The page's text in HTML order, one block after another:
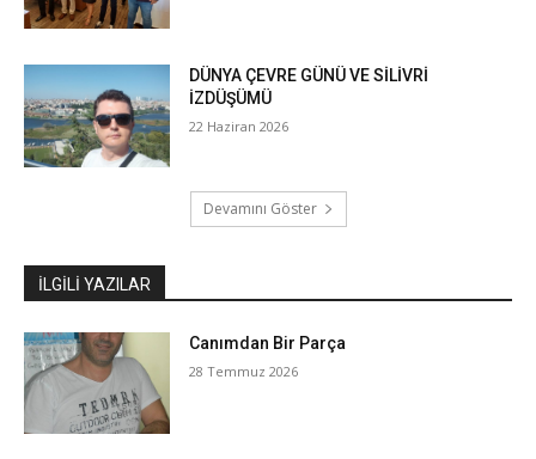
DÜNYA ÇEVRE GÜNÜ VE SİLİVRİ
İZDÜŞÜMÜ
22 Haziran 2026
Devamını Göster
İLGILI YAZILAR
Canımdan Bir Parça
28 Temmuz 2026